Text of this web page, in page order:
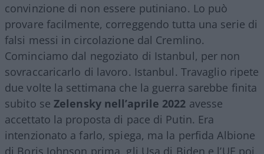
convinzione di non essere putiniano. Lo può
provare facilmente, correggendo tutta una serie di
falsi messi in circolazione dal Cremlino.
Cominciamo dal negoziato di Istanbul, per non
sovraccaricarlo di lavoro. Istanbul. Travaglio ripete
due volte la settimana che la guerra sarebbe finita
subito se Zelensky nell’aprile 2022 avesse
accettato la proposta di pace di Putin. Era
intenzionato a farlo, spiega, ma la perfida Albione
di Boris Johnson prima, gli Usa di Biden e l’UE poi,